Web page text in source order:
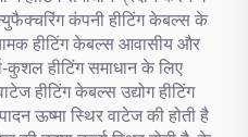
कंपनी हीटिंग केबल्स के
हीटिंग केबल्स आवासीय और
कुशल हीटिंग समाधान के लिए
हीटिंग केबल्स उद्योग हीटिंग
ऊष्मा स्थिर वाटेज की होती है